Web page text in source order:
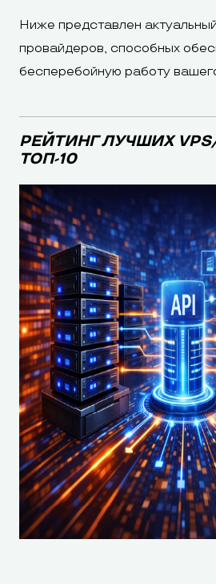
Ниже представлен
провайдеров, способных
бесперебойную работу
РЕЙТИНГ ЛУЧШИХ
ТОП-10